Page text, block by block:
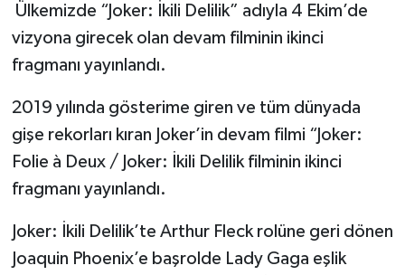
Ülkemizde “Joker: İkili Delilik” adıyla 4 Ekim’de
vizyona girecek olan devam filminin ikinci
fragmanı yayınlandı.
2019 yılında gösterime giren ve tüm dünyada
gişe rekorları kıran Joker’in devam filmi “Joker:
Folie à Deux / Joker: İkili Delilik filminin ikinci
fragmanı yayınlandı.
Joker: İkili Delilik’te Arthur Fleck rolüne geri dönen
Joaquin Phoenix’e başrolde Lady Gaga eşlik